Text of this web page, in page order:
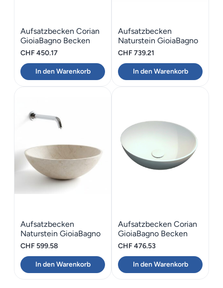
Aufsatzbecken Corian
GioiaBagno Becken
Ruby-54
CHF450.17
In den Warenkorb
Aufsatzbecken
Naturstein GioiaBagno
Nero Assoluto 55
CHF739.21
In den Warenkorb
Aufsatzbecken
Naturstein GioiaBagno
Sunny Yellow D43
CHF 599.58
In den Warenkorb
Aufsatzbecken Corian
GioiaBagno Becken
Claire-36
CHF476.53
In den Warenkorb